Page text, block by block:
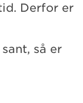
Derfor er
så er